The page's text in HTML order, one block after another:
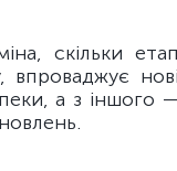
скільки етап
нові
а з іншого —